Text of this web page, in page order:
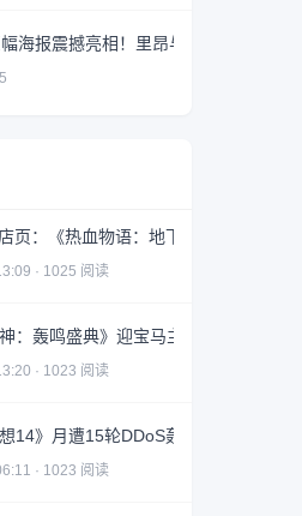
海报震撼亮相！里昂与格蕾丝同框引
页：《热血物语：地下世界》确认即
· 1025 阅读
神：轰鸣盛典》迎宝马主题活动！ 新赛
· 1023 阅读
想14》月遭15轮DDoS轰炸 外服卡顿逼
· 1023 阅读